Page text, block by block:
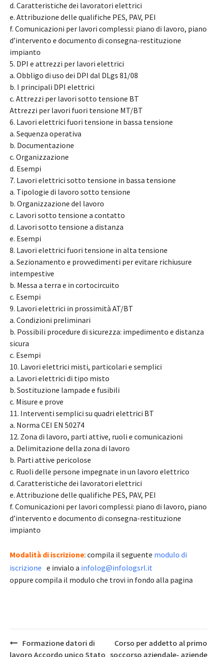
d. Caratteristiche dei lavoratori elettrici
e. Attribuzione delle qualifiche PES, PAV, PEI
f. Comunicazioni per lavori complessi: piano di lavoro, piano
d’intervento e documento di consegna-restituzione
impianto
5. DPI e attrezzi per lavori elettrici
a. Obbligo di uso dei DPI dal DLgs 81/08
b. I principali DPI elettrici
c. Attrezzi per lavori sotto tensione BT
Attrezzi per lavori fuori tensione MT/BT
6. Lavori elettrici fuori tensione in bassa tensione
a. Sequenza operativa
b. Documentazione
c. Organizzazione
d. Esempi
7. Lavori elettrici sotto tensione in bassa tensione
a. Tipologie di lavoro sotto tensione
b. Organizzazione del lavoro
c. Lavori sotto tensione a contatto
d. Lavori sotto tensione a distanza
e. Esempi
8. Lavori elettrici fuori tensione in alta tensione
a. Sezionamento e provvedimenti per evitare richiusure
intempestive
b. Messa a terra e in cortocircuito
c. Esempi
9. Lavori elettrici in prossimità AT/BT
a. Condizioni preliminari
b. Possibili procedure di sicurezza: impedimento e distanza
sicura
c. Esempi
10. Lavori elettrici misti, particolari e semplici
a. Lavori elettrici di tipo misto
b. Sostituzione lampade e fusibili
c. Misure e prove
11. Interventi semplici su quadri elettrici BT
a. Norma CEI EN 50274
12. Zona di lavoro, parti attive, ruoli e comunicazioni
a. Delimitazione della zona di lavoro
b. Parti attive pericolose
c. Ruoli delle persone impegnate in un lavoro elettrico
d. Caratteristiche dei lavoratori elettrici
e. Attribuzione delle qualifiche PES, PAV, PEI
f. Comunicazioni per lavori complessi: piano di lavoro, piano
d’intervento e documento di consegna-restituzione
impianto
Modalità di iscrizione: compila il seguente modulo di
iscrizione e invialo a infolog@infologsrl.it
oppure compila il modulo che trovi in fondo alla pagina
PostFormazione datori di
lavoro Accordo unico Stato
Corso per addetto al primo
soccorso aziendale- aziende